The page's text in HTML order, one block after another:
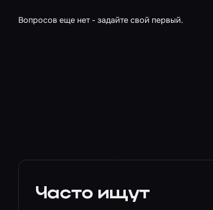
Вопросов еще нет - задайте свой первый.
Часто ищут